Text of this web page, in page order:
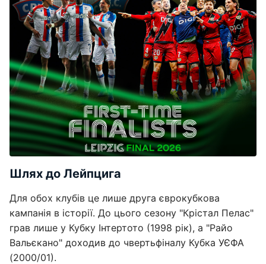
Шлях до Лейпцига
Для обох клубів це лише друга єврокубкова
кампанія в історії. До цього сезону "Крістал Пелас"
грав лише у Кубку Інтертото (1998 рік), а "Райо
Вальєкано" доходив до чвертьфіналу Кубка УЄФА
(2000/01).